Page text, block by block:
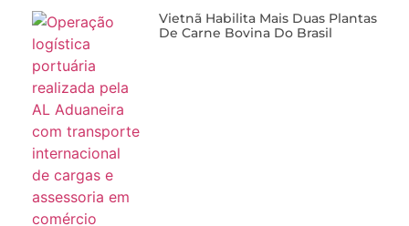
Vietnã Habilita Mais Duas Plantas
De Carne Bovina Do Brasil